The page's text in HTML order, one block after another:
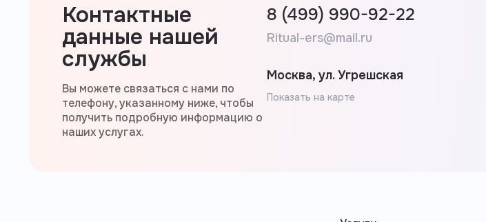
Контактные
данные нашей
службы
Вы можете связаться с нами по
телефону, указанному ниже, чтобы
получить подробную информацию о
наших услугах.
8 (499) 990-92-22
Ritual-ers@mail.ru
Москва, ул. Угрешская
Показать на карте